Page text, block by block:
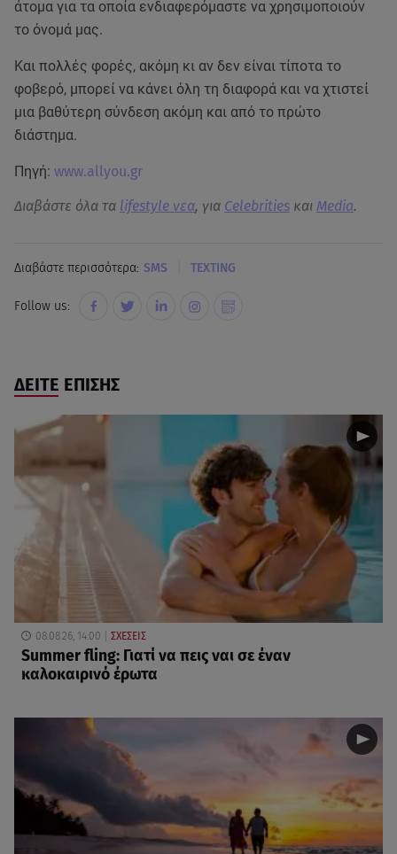
άτομα για τα οποία ενδιαφερόμαστε να χρησιμοποιούν
το όνομά μας.
Και πολλές φορές, ακόμη κι αν δεν είναι τίποτα το
φοβερό, μπορεί να κάνει όλη τη διαφορά και να χτιστεί
μια βαθύτερη σύνδεση ακόμη και από το πρώτο
διάστημα.
Πηγή: www.allyou.gr
Διαβάστε όλα τα lifestyle νεα, για Celebrities και Media.
Διαβάστε περισσότερα: SMS TEXTING
Follow us:
ΔΕΙΤΕ ΕΠΙΣΗΣ
08.08.26, 14:00 ΣΧΕΣΕΙΣ
Summer fling: Γιατί να πεις ναι σε έναν
καλοκαιρινό έρωτα